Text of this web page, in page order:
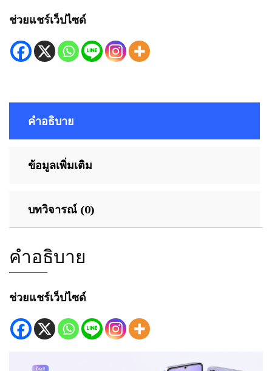
ช่วยแชร์เว็ปไซด์
คำอธิบาย
ข้อมูลเพิ่มเติม
บทวิจารณ์ (0)
คำอธิบาย
ช่วยแชร์เว็ปไซด์